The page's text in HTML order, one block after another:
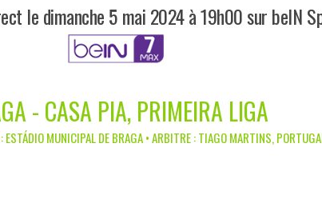
le dimanche 5 mai 2024 à 19h00 sur beIN
- CASA PIA, PRIMEIRA LIGA
ESTÁDIO MUNICIPAL DE BRAGA • ARBITRE : TIAGO MARTINS,